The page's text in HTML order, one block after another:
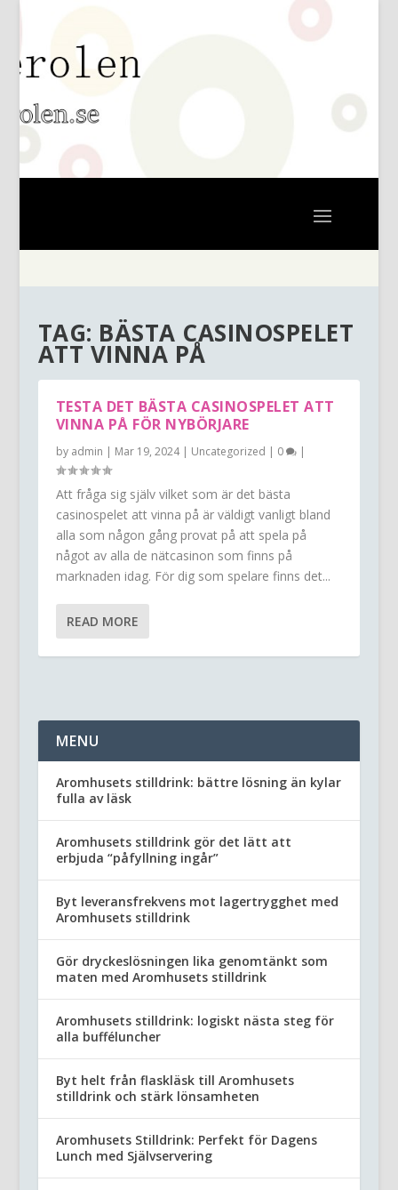
TAG: BÄSTA CASINOSPELET
ATT VINNA PÅ
TESTA DET BÄSTA CASINOSPELET ATT
VINNA PÅ FÖR NYBÖRJARE
by admin | Mar 19, 2024| Uncategorized | 0 |
Att fråga sig själv vilket som är det bästa
casinospelet att vinna på är väldigt vanligt bland
alla som någon gång provat på att spela på
något av alla de nätcasinon som finns på
marknaden idag. För dig som spelare finns det...
READ MORE
MENU
Aromhusets stilldrink: bättre lösning än kylar
fulla av läsk
Aromhusets stilldrink gör det lätt att
erbjuda “påfyllning ingår”
Byt leveransfrekvens mot lagertrygghet med
Aromhusets stilldrink
Gör dryckeslösningen lika genomtänkt som
maten med Aromhusets stilldrink
Aromhusets stilldrink: logiskt nästa steg för
alla bufféluncher
Byt helt från flaskläsk till Aromhusets
stilldrink och stärk lönsamheten
Aromhusets Stilldrink: Perfekt för Dagens
Lunch med Självservering